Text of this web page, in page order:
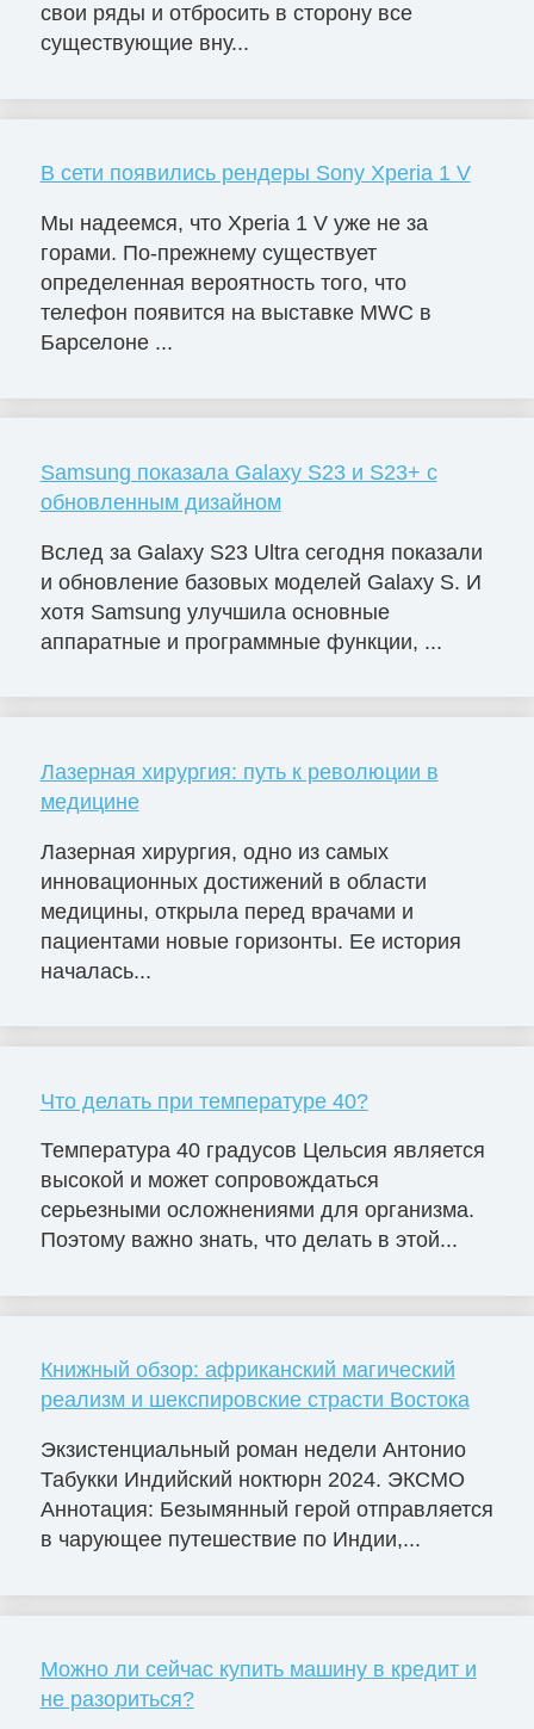
свои ряды и отбросить в сторону все
существующие вну...
В сети появились рендеры Sony Xperia 1 V
Мы надеемся, что Xperia 1 V уже не за
горами. По-прежнему существует
определенная вероятность того, что
телефон появится на выставке MWC в
Барселоне ...
Samsung показала Galaxy S23 и S23+ с
обновленным дизайном
Вслед за Galaxy S23 Ultra сегодня показали
и обновление базовых моделей Galaxy S. И
хотя Samsung улучшила основные
аппаратные и программные функции, ...
Лазерная хирургия: путь к революции в
медицине
Лазерная хирургия, одно из самых
инновационных достижений в области
медицины, открыла перед врачами и
пациентами новые горизонты. Ее история
началась...
Что делать при температуре 40?
Температура 40 градусов Цельсия является
высокой и может сопровождаться
серьезными осложнениями для организма.
Поэтому важно знать, что делать в этой...
Книжный обзор: африканский магический
реализм и шекспировские страсти Востока
Экзистенциальный роман недели Антонио
Табукки Индийский ноктюрн 2024. ЭКСМО
Аннотация: Безымянный герой отправляется
в чарующее путешествие по Индии,...
Можно ли сейчас купить машину в кредит и
не разориться?